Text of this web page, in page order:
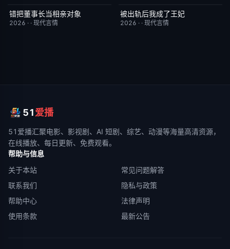
已完结
错把董事长当相亲对象
2026 · · 现代言情
已完结
被出轨后我成了王妃
2026 · · 现代言情
51爱播
51爱播汇聚电影、影视剧、AI 短剧、综艺、动漫等海量高清资源，
在线播放、每日更新、免费观看。
帮助与信息
关于本站
常见问题解答
联系我们
隐私与政策
帮助中心
法律声明
使用条款
最新公告